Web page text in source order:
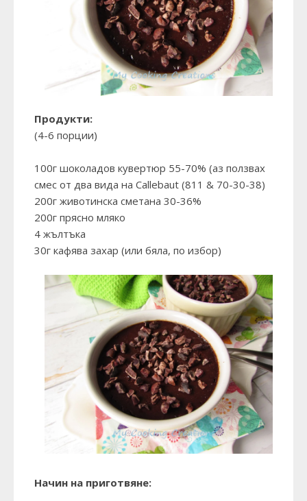
Продукти:
(4-6 порции)
100г шоколадов кувертюр 55-70% (аз ползвах
смес от два вида на Callebaut (811 & 70-30-38)
200г животинска сметана 30-36%
200г прясно мляко
4 жълтъка
30г кафява захар (или бяла, по избор)
Начин на приготвяне: